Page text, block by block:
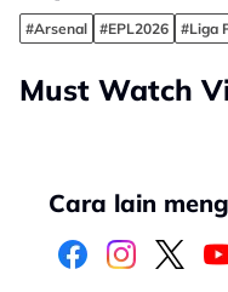
#Arsenal #EPL2026 #Liga
Must Watch
Cara lain